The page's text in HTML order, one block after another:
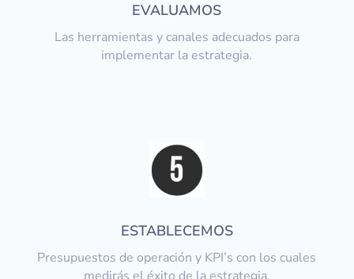
EVALUAMOS
Las herramientas y canales adecuados para
implementar la estrategia.
ESTABLECEMOS
Presupuestos de operación y KPI’s con los cuales